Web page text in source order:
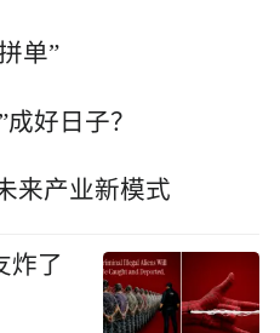
单”
好日子？
来产业新模式
炸了